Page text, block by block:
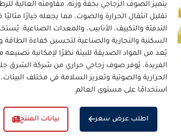
يتميزالصوف الزجاجي بخفة وزنه، مقاومته العالية
تقليل انتقال الحرارة والصوت، مما يجعله خيارًا
التدفئة والتكييف، الأنابيب، والمعدات الصناعية.
السكنية والتجارية والصناعية لتحسين كفاءة الطاقة
يُعد من المواد الصديقة للبيئة نظرًا لإمكانية
الفريدة، يُوفرصوف زجاجي حراري من شركة الشرق
الحرارية والصوتية وتعزيز السلامة في مختلف
استخدامًا على مستوى العالم.
اطلب عرض سعر بيانات المنتج